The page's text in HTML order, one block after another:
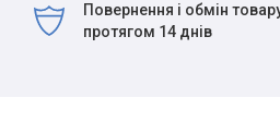
Повернення і обмін
протягом 14 днів